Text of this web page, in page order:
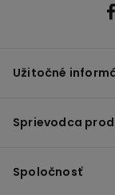
Užitočné
Sprievodca
Spoločnosť